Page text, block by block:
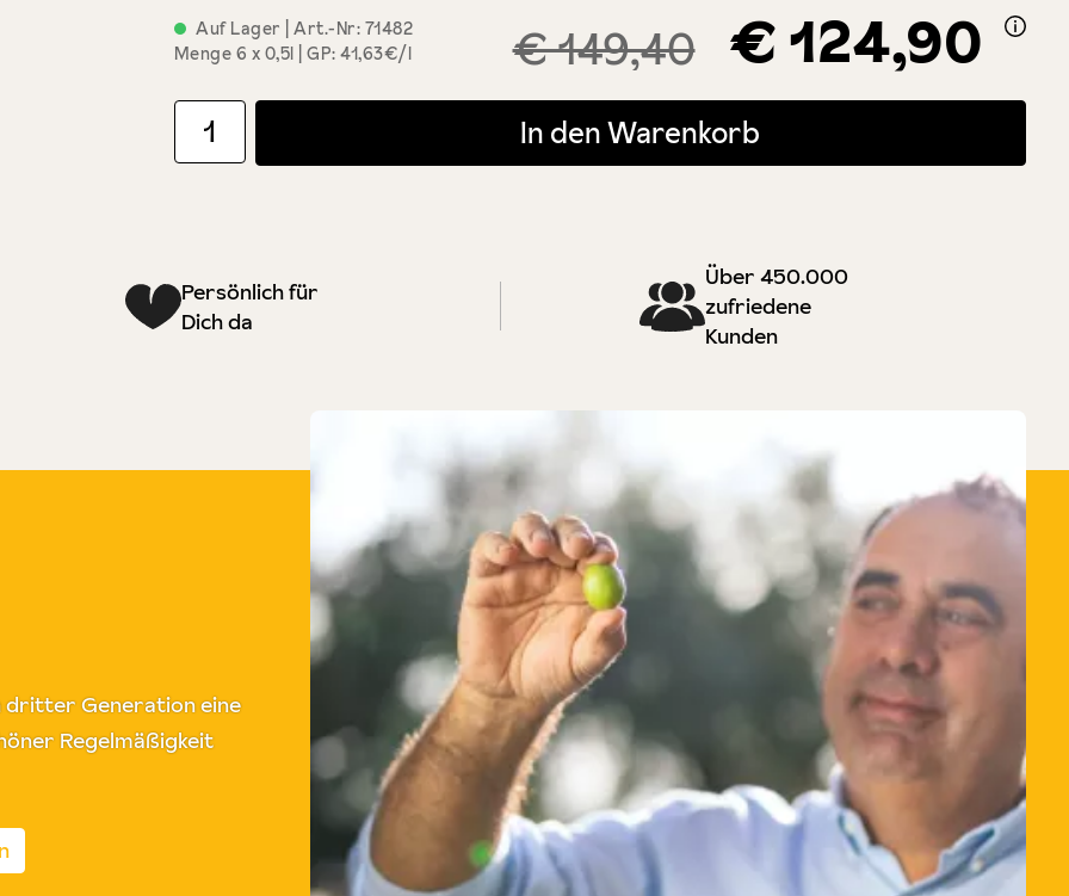
Auf Lager | Art.-Nr: 71482
Menge 6 x 0,5l GP: 41,63€/l € 124,90
€ 149,40
Produkt Anzahl: Gib den gewünschten Wert ein oder benutze die Schaltflächen um die Anzahl zu erhöhen oder zu
In den Warenkorb
Persönlich für
Dich da
Über 450.000
zufriedene
Kunden
dritter Generation eine
Regelmäßigkeit